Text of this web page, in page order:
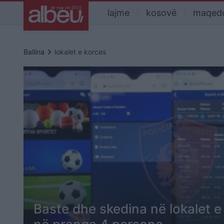
lajme kosovë
Ballina keyboard_arrow_right lokalet e korces
Baste dhe skedina në lokalet